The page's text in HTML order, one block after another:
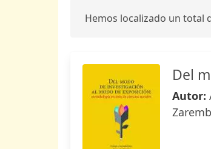
Hemos localizado un total
Del
Autor: